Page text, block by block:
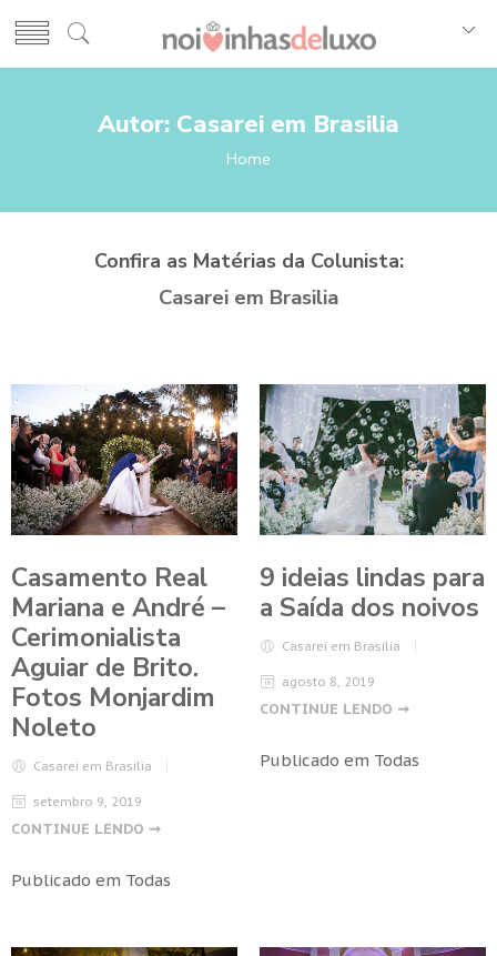
Autor: Casarei em Brasilia
Home
Confira as Matérias da Colunista:
Casarei em Brasilia
Casamento Real
Mariana e André –
Cerimonialista
Aguiar de Brito.
Fotos Monjardim
Noleto
Casarei em Brasilia
setembro 9, 2019
CONTINUE LENDO ➞
Publicado em Todas
9 ideias lindas para
a Saída dos noivos
Casarei em Brasilia
agosto 8, 2019
CONTINUE LENDO ➞
Publicado em Todas